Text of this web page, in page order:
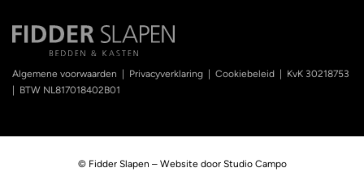
Algemene voorwaarden Privacyverklaring Cookiebeleid
KvK 30218753
BTW NL817018402B01
© Fidder Slapen – Website door Studio Campo